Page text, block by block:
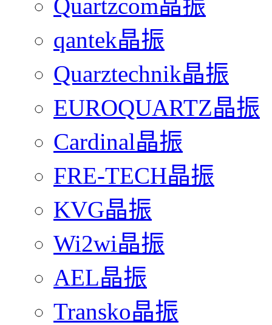
Quartzcom晶振
qantek晶振
Quarztechnik晶振
EUROQUARTZ晶振
Cardinal晶振
FRE-TECH晶振
KVG晶振
Wi2wi晶振
AEL晶振
Transko晶振